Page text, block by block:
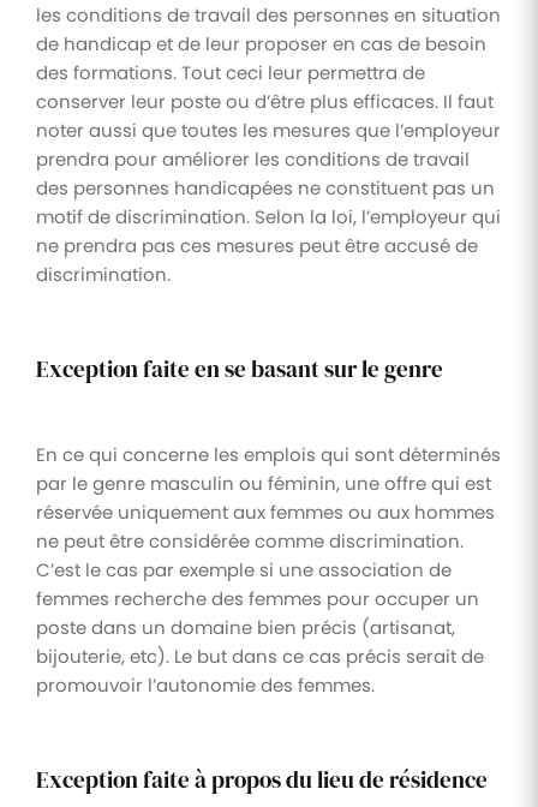
les conditions de travail des personnes en situation
de handicap et de leur proposer en cas de besoin
des formations. Tout ceci leur permettra de
conserver leur poste ou d’être plus efficaces. Il faut
noter aussi que toutes les mesures que l’employeur
prendra pour améliorer les conditions de travail
des personnes handicapées ne constituent pas un
motif de discrimination. Selon la loi, l’employeur qui
ne prendra pas ces mesures peut être accusé de
discrimination.
Exception faite en se basant sur le genre
En ce qui concerne les emplois qui sont déterminés
par le genre masculin ou féminin, une offre qui est
réservée uniquement aux femmes ou aux hommes
ne peut être considérée comme discrimination.
C’est le cas par exemple si une association de
femmes recherche des femmes pour occuper un
poste dans un domaine bien précis (artisanat,
bijouterie, etc). Le but dans ce cas précis serait de
promouvoir l’autonomie des femmes.
Exception faite à propos du lieu de résidence